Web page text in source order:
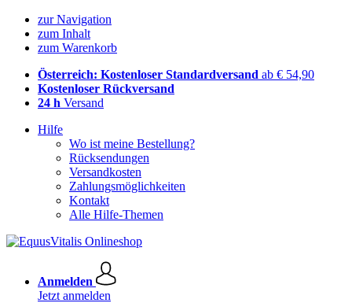
zur Navigation
zum Inhalt
zum Warenkorb
Österreich: Kostenloser Standardversand ab € 54,90
Kostenloser Rückversand
24 h Versand
Hilfe
Wo ist meine Bestellung?
Rücksendungen
Versandkosten
Zahlungsmöglichkeiten
Kontakt
Alle Hilfe-Themen
Anmelden
Jetzt anmelden